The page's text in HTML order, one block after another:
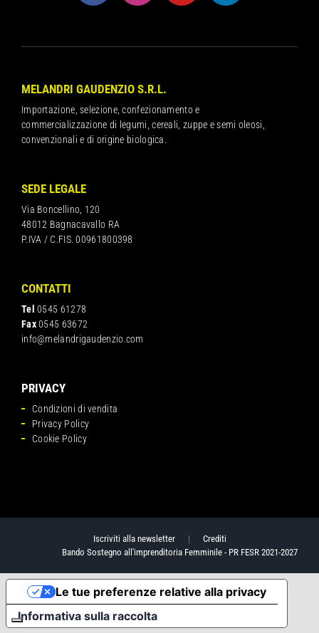
MELANDRI GAUDENZIO S.R.L.
Importazione, selezione, confezionamento e
commercializzazione di legumi, cereali, zuppe e semi oleosi,
convenzionali e di origine biologica.
SEDE LEGALE
Via Boncellino, 120
48012 Bagnacavallo RA
P.IVA / C.FIS. 00961800398
CONTATTI
Tel 0545 61278
Fax0545 63672
info@melandrigaudenzio.com
PRIVACY
Condizioni di vendita
Privacy Policy
Cookie Policy
Iscriviti alla newsletter| Crediti
Bando Sostegno all'imprenditoria Femminile - PR FESR 2021-2027
Informativa sulla raccolta
Le tue preferenze relative alla privacy